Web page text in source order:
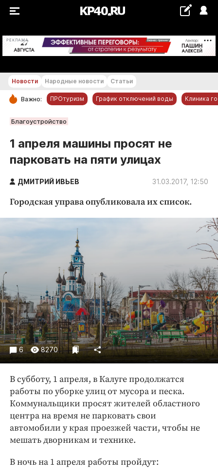
РЕКЛАМА +25...+26 °С
РУБРИКИ
Новости компаний
Статьи
Народные новости
Благоустройство
Недвижимость и ЖКХ
Образование
Общество
Погода
Праздники
Происшествия
Спорт
Экономика и бизнес
ПРОЕКТЫ
Блоги
Издания
Медиаперсона
Интересное чтиво
Бренд года
Новости Народные новости Статьи
Важно: ПРОтуризм График отключений воды Клиника
Благоустройство
1 апреля машины просят не
парковать на пяти улицах
ДМИТРИЙ ИВЬЕВ 31.03.2017, 12:50
Городская управа опубликовала их список.
6 8270
В субботу, 1 апреля, в Калуге продолжатся
работы по уборке улиц от мусора и песка.
Коммунальщики просят жителей областного
центра на время не парковать свои
автомобили у края проезжей части, чтобы не
мешать дворникам и технике.
В ночь на 1 апреля работы пройдут: